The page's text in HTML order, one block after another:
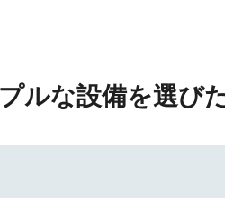
ルな設備を選び